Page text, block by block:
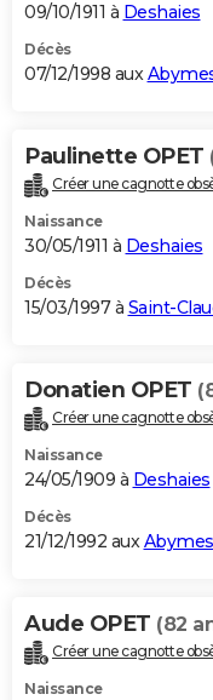
09/10/1911 à Deshaies
Décès
07/12/1998 aux
Paulinette OPET
Créer une cagnotte
Naissance
30/05/1911 à Deshaies
Décès
15/03/1997 à Saint-
Donatien OPET
Créer une cagnotte
Naissance
24/05/1909 à Deshaies
Décès
21/12/1992 auxAbymes
Aude OPET (82
Créer une cagnotte
Naissance